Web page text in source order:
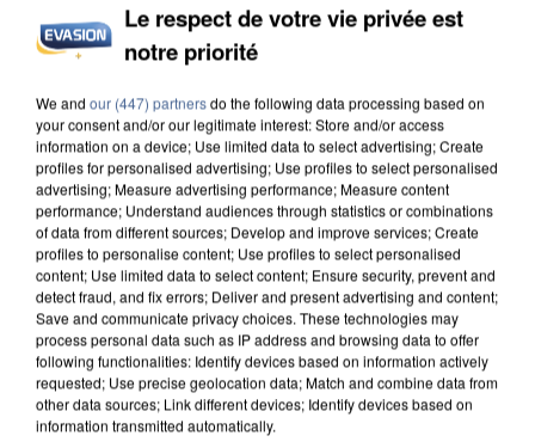
INCENDIES : L’ÎLE-DE-FRANCE LANCE UN ÉLAN
DE SOLIDARITÉ AVEC LES...
Le respect de votre vie privée est
notre priorité
We and our (447) partnersdo the following data processing based on
your consent and/or our legitimate interest: Store and/or access
information on a device; Use limited data to select advertising; Create
profiles for personalised advertising; Use profiles to select personalised
advertising; Measure advertising performance; Measure content
performance; Understand audiences through statistics or combinations
of data from different sources; Develop and improve services; Create
profiles to personalise content; Use profiles to select personalised
content; Use limited data to select content; Ensure security, prevent and
detect fraud, and fix errors; Deliver and present advertising and content;
Save and communicate privacy choices. These technologies may
process personal data such as IP address and browsing data to offer
following functionalities: Identify devices based on information actively
requested; Use precise geolocation data; Match and combine data from
other data sources; Link different devices; Identify devices based on
information transmitted automatically.